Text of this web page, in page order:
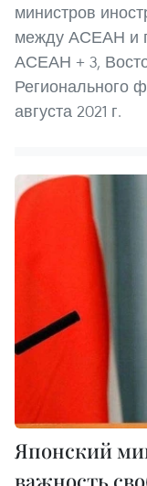
министров
между АСЕАН и
АСЕАН + 3,
Регионального
августа 2021 г.
Японский
важность